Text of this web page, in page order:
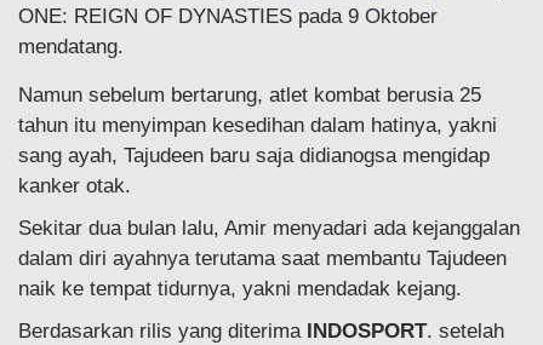
ONE: REIGN OF DYNASTIES pada 9 Oktober
mendatang.
Namun sebelum bertarung, atlet kombat berusia 25
tahun itu menyimpan kesedihan dalam hatinya, yakni
sang ayah, Tajudeen baru saja didianogsa mengidap
kanker otak.
Sekitar dua bulan lalu, Amir menyadari ada kejanggalan
dalam diri ayahnya terutama saat membantu Tajudeen
naik ke tempat tidurnya, yakni mendadak kejang.
Berdasarkan rilis yang diterima
INDOSPORT. setelah